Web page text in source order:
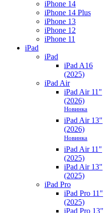
iPhone 14
iPhone 14 Plus
iPhone 13
iPhone 12
iPhone 11
iPad
iPad
iPad A16
(2025)
iPad Air
iPad Air 11"
(2026)
Новинка
iPad Air 13"
(2026)
Новинка
iPad Air 11"
(2025)
iPad Air 13"
(2025)
iPad Pro
iPad Pro 11"
(2025)
iPad Pro 13"